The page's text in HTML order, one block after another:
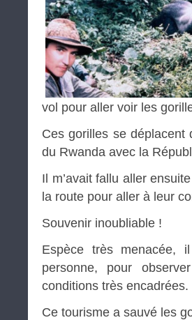
vol pour aller voir les
Ces gorilles se
du Rwanda avec la
Il m’avait fallu aller
la route pour aller à leur
Souvenir inoubliable !
Espèce très menacée,
personne, pour
conditions très encadrées.
Ce tourisme a sauvé les